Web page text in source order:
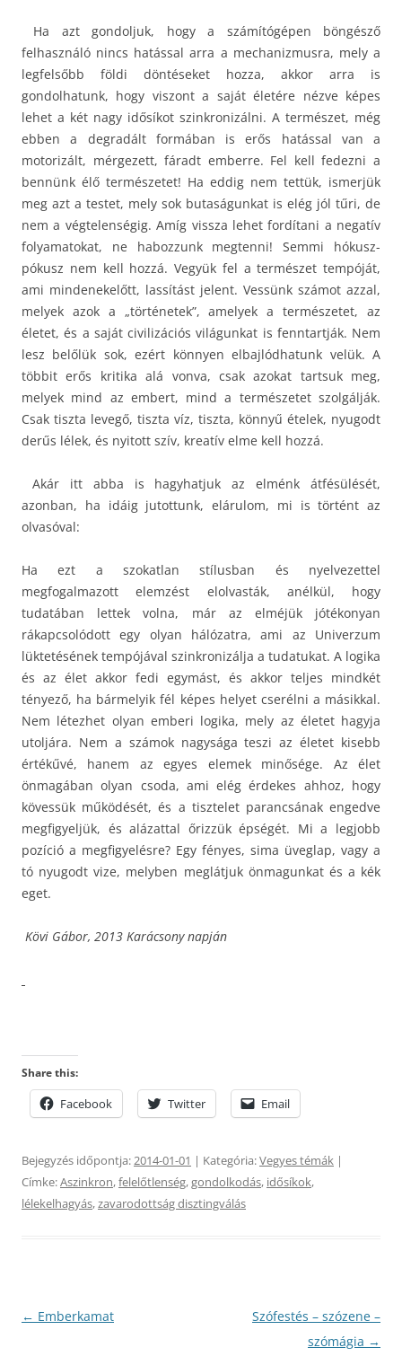
Ha azt gondoljuk, hogy a számítógépen böngésző
felhasználó nincs hatással arra a mechanizmusra, mely a
legfelsőbb földi döntéseket hozza, akkor arra is
gondolhatunk, hogy viszont a saját életére nézve képes
lehet a két nagy idősíkot szinkronizálni. A természet, még
ebben a degradált formában is erős hatással van a
motorizált, mérgezett, fáradt emberre. Fel kell fedezni a
bennünk élő természetet! Ha eddig nem tettük, ismerjük
meg azt a testet, mely sok butaságunkat is elég jól tűri, de
nem a végtelenségig. Amíg vissza lehet fordítani a negatív
folyamatokat, ne habozzunk megtenni! Semmi hókusz-
pókusz nem kell hozzá. Vegyük fel a természet tempóját,
ami mindenekelőtt, lassítást jelent. Vessünk számot azzal,
melyek azok a „történetek”, amelyek a természetet, az
életet, és a saját civilizációs világunkat is fenntartják. Nem
lesz belőlük sok, ezért könnyen elbajlódhatunk velük. A
többit erős kritika alá vonva, csak azokat tartsuk meg,
melyek mind az embert, mind a természetet szolgálják.
Csak tiszta levegő, tiszta víz, tiszta, könnyű ételek, nyugodt
derűs lélek, és nyitott szív, kreatív elme kell hozzá.
Akár itt abba is hagyhatjuk az elménk átfésülését,
azonban, ha idáig jutottunk, elárulom, mi is történt az
olvasóval:
Ha ezt a szokatlan stílusban és nyelvezettel
megfogalmazott elemzést elolvasták, anélkül, hogy
tudatában lettek volna, már az elméjük jótékonyan
rákapcsolódott egy olyan hálózatra, ami az Univerzum
lüktetésének tempójával szinkronizálja a tudatukat. A logika
és az élet akkor fedi egymást, és akkor teljes mindkét
tényező, ha bármelyik fél képes helyet cserélni a másikkal.
Nem létezhet olyan emberi logika, mely az életet hagyja
utoljára. Nem a számok nagysága teszi az életet kisebb
értékűvé, hanem az egyes elemek minősége. Az élet
önmagában olyan csoda, ami elég érdekes ahhoz, hogy
kövessük működését, és a tisztelet parancsának engedve
megfigyeljük, és alázattal őrizzük épségét. Mi a legjobb
pozíció a megfigyelésre? Egy fényes, sima üveglap, vagy a
tó nyugodt vize, melyben meglátjuk önmagunkat és a kék
eget.
Kövi Gábor, 2013 Karácsony napján
Share this:
Facebook Twitter Email
Bejegyzés időpontja:2014-01-01 | Kategória:Vegyes témák |
Címke:Aszinkron,felelőtlenség,gondolkodás, idősíkok,
lélekelhagyás,zavarodottság disztingválás
Bejegyzés
← Emberkamat
Szófestés – szózene –
szómágia →